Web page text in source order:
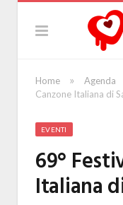
Home » Agenda
Canzone Italiana di
EVENTI
69°
Italiana